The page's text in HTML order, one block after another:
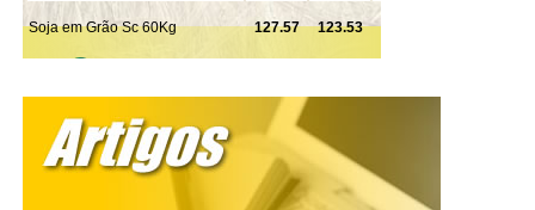
de jardim.
Coleta Seletiva:É a coleta do que não é lixo e pode ter
recicláveis, como papel, papelão, plástico, alumínio (e
outros metais), e isopor. Esta coleta é feita uma vez por
semana, de acordo com calendário que está um tantinho